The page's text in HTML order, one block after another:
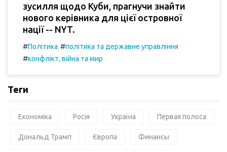
зусилля щодо Куби, прагнучи знайти
нового керівника для цієї островної
нації -- NYT.
#Політика #політика та державне управління
#конфлікт, війна та мир
Теги
Економіка Росія Україна Первая полоса
Дональд Трамп Європа Финансы